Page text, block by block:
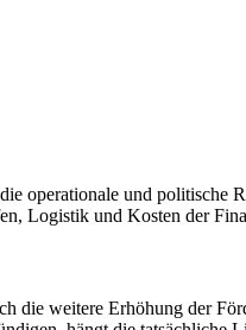
operationale und
Logistik und Kosten der
weitere Erhöhung der